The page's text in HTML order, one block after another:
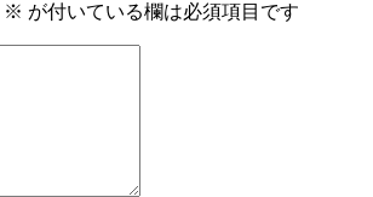
※ が付いている欄は必須項目です